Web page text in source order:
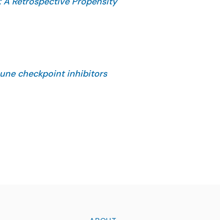
9. PMID: 41072245.
checkpoint inhibitors